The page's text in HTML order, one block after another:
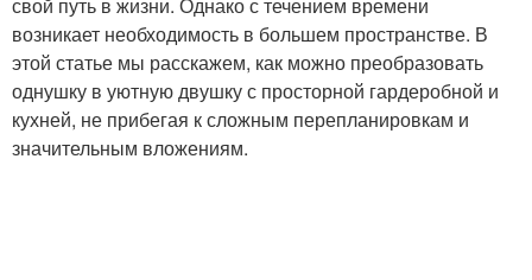
возникает необходимость в большем пространстве. В
этой статье мы расскажем, как можно преобразовать
однушку в уютную двушку с просторной гардеробной и
кухней, не прибегая к сложным перепланировкам и
значительным вложениям.